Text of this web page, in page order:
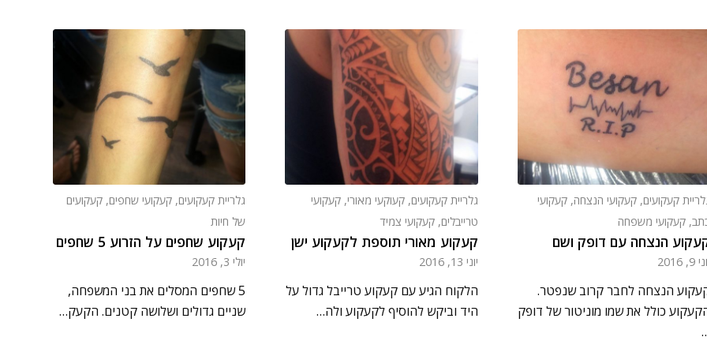
גלריית קעקועים, קעקועי שחפים, קעקועים
של חיות
קעקוע שחפים על הזרוע 5 שחפים
יולי 3, 2016
5 שחפים המסלים את בני המשפחה,
שניים גדולים ושלושה קטנים. הקעק…
גלריית קעקועים,קעוקעי מאורי,קעקועי
טרייבלים,קעקועי צמיד
קעקוע מאורי תוספת לקעקוע ישן
יוני 13, 2016
הלקוח הגיע עם קעקוע טרייבל גדול על
היד וביקש להוסיף לקעקוע ולה…
קעקועים, קעקועי הנצחה, קעקועי
, קעקועי משפחה
הנצחה עם דופק ושם
2016
הנצחה לחבר קרוב שנפטר.
כולל את שמו מוניטור של דופק